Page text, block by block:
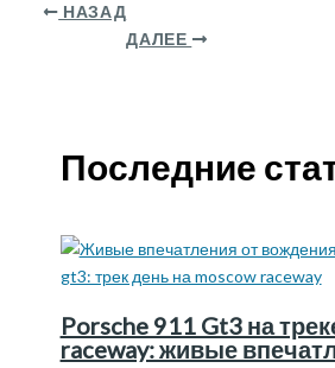
НАЗАД
ДАЛЕЕ
Последние
Porsche 911 Gt3 на
raceway: живые